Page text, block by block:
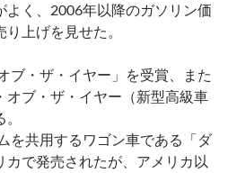
よく、2006年以降のガソリン価
上げを見せた。
ブ・ザ・イヤー」を受賞、また
オブ・ザ・イヤー（新型高級車
を共用するワゴン車である「ダ
カで発売されたが、アメリカ以